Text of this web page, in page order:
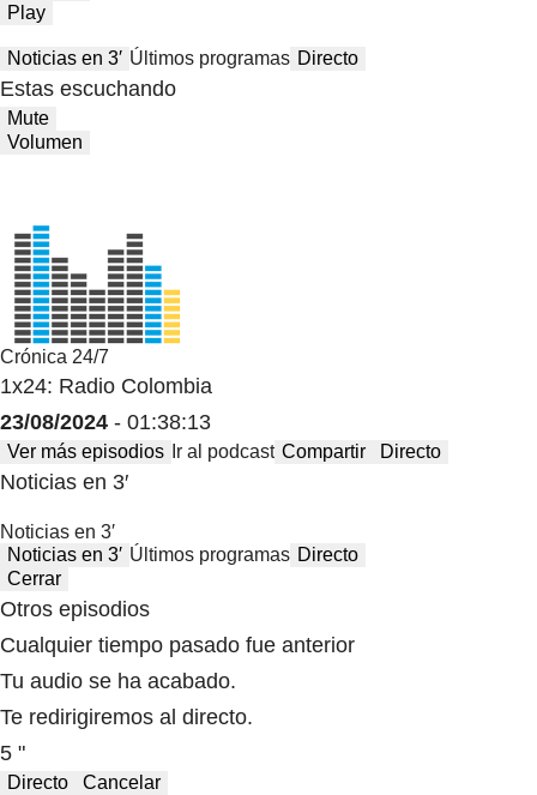
Play
Noticias en 3′ Últimos programas Directo
Estas escuchando
Mute
Volumen
Crónica 24/7
1x24: Radio Colombia
23/08/2024 - 01:38:13
Ver más episodios Ir al podcast Compartir Directo
Noticias en 3′
Noticias en 3′
Noticias en 3′ Últimos programas Directo
Cerrar
Otros episodios
Cualquier tiempo pasado fue anterior
Tu audio se ha acabado.
Te redirigiremos al directo.
5 "
Directo Cancelar